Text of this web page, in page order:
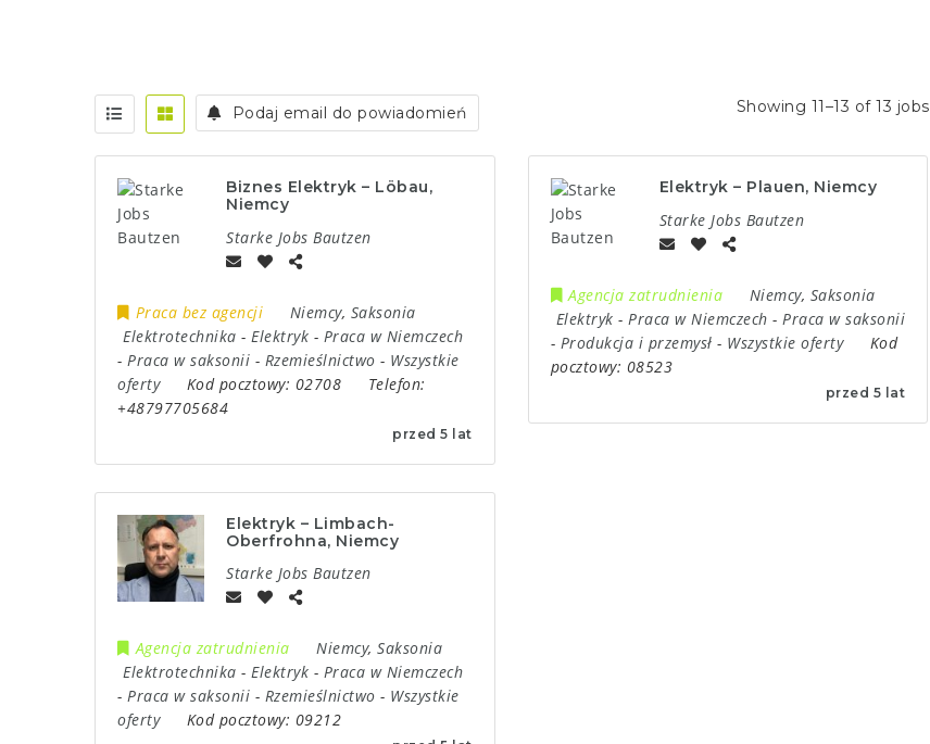
Podaj email do powiadomień Showing 11–13 of 13 jobs
Biznes Elektryk – Löbau,
Niemcy
przed 5 lat
Starke Jobs Bautzen
Praca bez agencji Niemcy, Saksonia
Elektrotechnika - Elektryk - Praca w Niemczech
- Praca w saksonii - Rzemieślnictwo - Wszystkie
oferty
Kod pocztowy: 02708
Telefon:
+48797705684
Elektryk – Plauen, Niemcy
przed 5 lat
Starke Jobs Bautzen
Agencja zatrudnienia Niemcy, Saksonia
Elektryk - Praca w Niemczech - Praca w saksonii
- Produkcja i przemysł - Wszystkie oferty
Kod
pocztowy: 08523
Elektryk – Limbach-
Oberfrohna, Niemcy
Starke Jobs Bautzen
Agencja zatrudnienia Niemcy, Saksonia
Elektrotechnika - Elektryk - Praca w Niemczech
- Praca w saksonii - Rzemieślnictwo - Wszystkie
oferty
Kod pocztowy: 09212